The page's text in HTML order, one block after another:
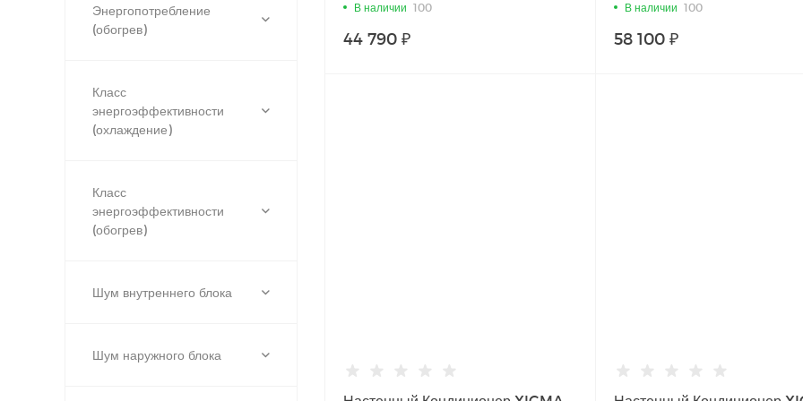
Энергопотребление
(обогрев)
Класс
энергоэффективности
(охлаждение)
Класс
энергоэффективности
(обогрев)
Шум внутреннего блока
Шум наружного блока
В наличии 100
44 790 ₽
В наличии 100
58 100 ₽